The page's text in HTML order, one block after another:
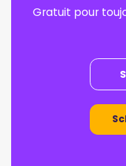
Gratuit pour